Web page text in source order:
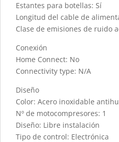
Estantes para botellas: Sí
Longitud del cable de
Clase de emisiones de ruido
Conexión
Home Connect: No
Connectivity type: N/A
Diseño
Color: Acero inoxidable
Nº de motocompresores: 1
Diseño: Libre instalación
Tipo de control: Electrónica